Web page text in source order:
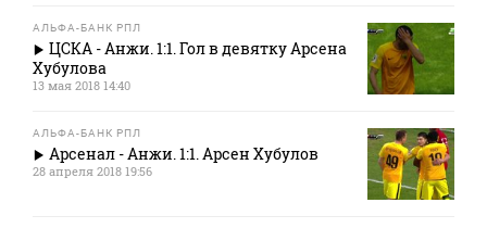
АЛЬФА-БАНК РПЛ
ЦСКА - Анжи. 1:1. Гол в девятку Арсена
Хубулова
13 мая 2018 14:40
АЛЬФА-БАНК РПЛ
Арсенал - Анжи. 1:1. Арсен Хубулов
28 апреля 2018 19:56